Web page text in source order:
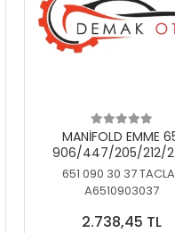
MANİFOLD EMME
906/447/205/212/
KELEBEKSİZ
651 090 30 37
A6510903037
2.738,45 TL